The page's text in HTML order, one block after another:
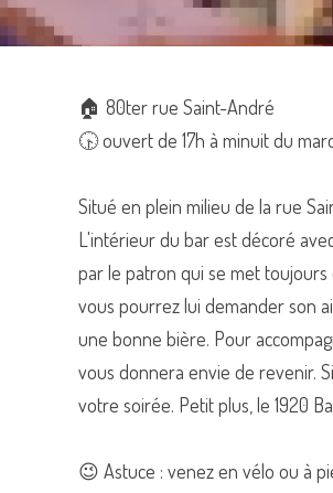
🏠 80ter rue Saint-André
🕟 ouvert de 17h à minuit du
Situé en plein milieu de la rue
L'intérieur du bar est décoré
par le patron qui se met toujours
vous pourrez lui demander son
une bonne bière. Pour
vous donnera envie de revenir.
votre soirée. Petit plus, le 1920
😉 Astuce : venez en vélo ou à